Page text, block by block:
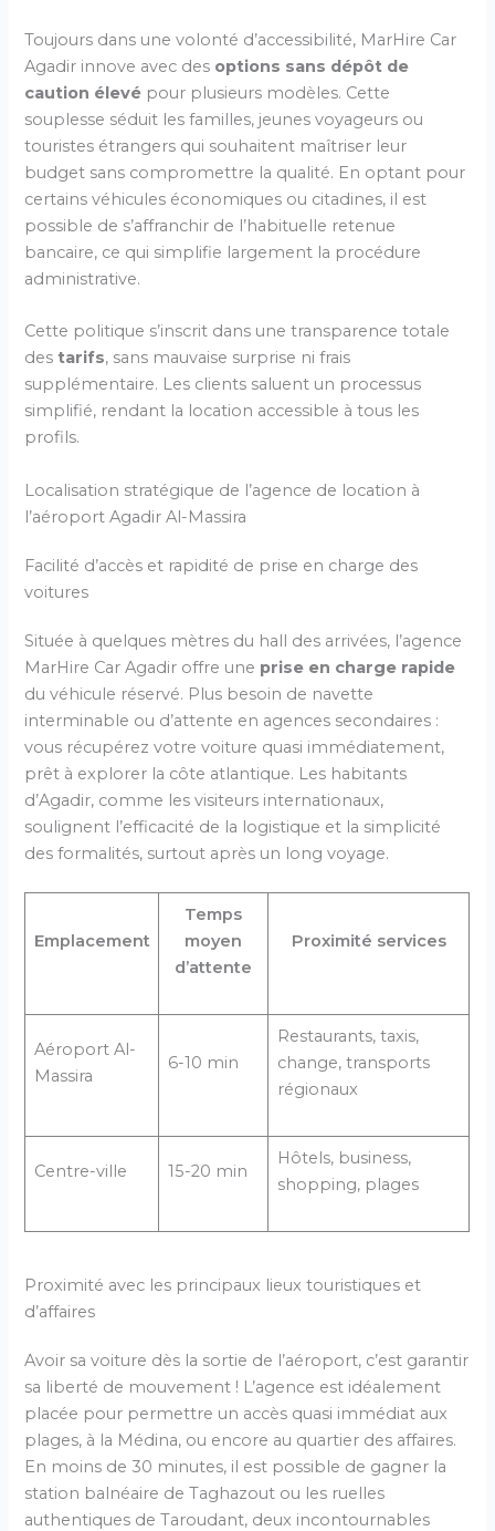
Toujours dans une volonté d’accessibilité, MarHire Car
Agadir innove avec des options sans dépôt de
caution élevé pour plusieurs modèles. Cette
souplesse séduit les familles, jeunes voyageurs ou
touristes étrangers qui souhaitent maîtriser leur
budget sans compromettre la qualité. En optant pour
certains véhicules économiques ou citadines, il est
possible de s’affranchir de l’habituelle retenue
bancaire, ce qui simplifie largement la procédure
administrative.
Cette politique s’inscrit dans une transparence totale
destarifs, sans mauvaise surprise ni frais
supplémentaire. Les clients saluent un processus
simplifié, rendant la location accessible à tous les
profils.
Localisation stratégique de l’agence de location à
l’aéroport Agadir Al-Massira
Facilité d’accès et rapidité de prise en charge des
voitures
Située à quelques mètres du hall des arrivées, l’agence
MarHire Car Agadir offre une prise en charge rapide
du véhicule réservé. Plus besoin de navette
interminable ou d’attente en agences secondaires :
vous récupérez votre voiture quasi immédiatement,
prêt à explorer la côte atlantique. Les habitants
d’Agadir, comme les visiteurs internationaux,
soulignent l’efficacité de la logistique et la simplicité
des formalités, surtout après un long voyage.
Emplacement
Temps
moyen
d’attente
Proximité services
Aéroport Al-
Massira
6-10 min
Restaurants, taxis,
change, transports
régionaux
Centre-ville 15-20 min
Hôtels, business,
shopping, plages
Proximité avec les principaux lieux touristiques et
d’affaires
Avoir sa voiture dès la sortie de l’aéroport, c’est garantir
sa liberté de mouvement ! L’agence est idéalement
placée pour permettre un accès quasi immédiat aux
plages, à la Médina, ou encore au quartier des affaires.
En moins de 30 minutes, il est possible de gagner la
station balnéaire de Taghazout ou les ruelles
authentiques de Taroudant, deux incontournables